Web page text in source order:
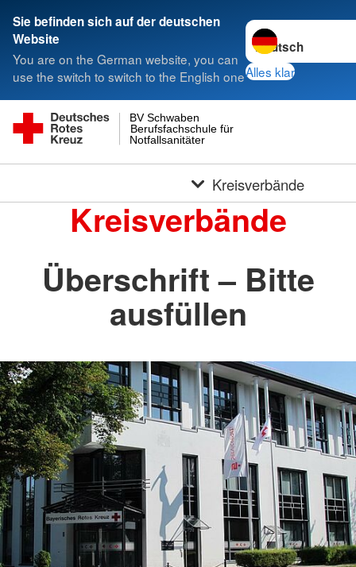
Sie befinden sich auf der deutschen
Website
You are on the German website, you can
use the switch to switch to the English one
Sprache wechseln
Alles klar
Notfallsanitäter
Berufsfachschule für
BV Schwaben
Kreisverbände
Kreisverbände
Überschrift – Bitte
ausfüllen